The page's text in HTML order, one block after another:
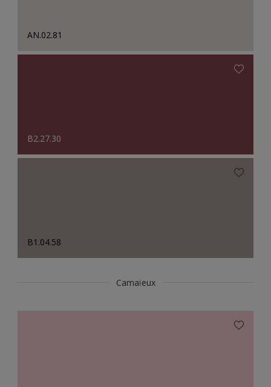
AN.02.81
B2.27.30
B1.04.58
Camaïeux